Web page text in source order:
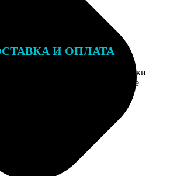
И ОПЛАТА
адрес и выберите способ доставки
Если у вас есть промокод, введите